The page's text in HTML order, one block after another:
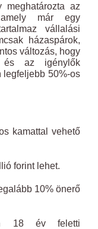
meghatározta az
már egy
vállalási
házaspárok,
változás, hogy
és az igénylők
legfeljebb 50%-os
kamattal vehető
forint lehet.
10% önerő
18 év feletti